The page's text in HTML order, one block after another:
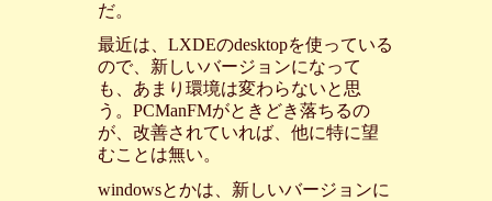
だ。
最近は、LXDEのdesktopを使っている
ので、新しいバージョンになって
も、あまり環境は変わらないと思
う。PCManFMがときどき落ちるの
が、改善されていれば、他に特に望
むことは無い。
windowsとかは、新しいバージョンに